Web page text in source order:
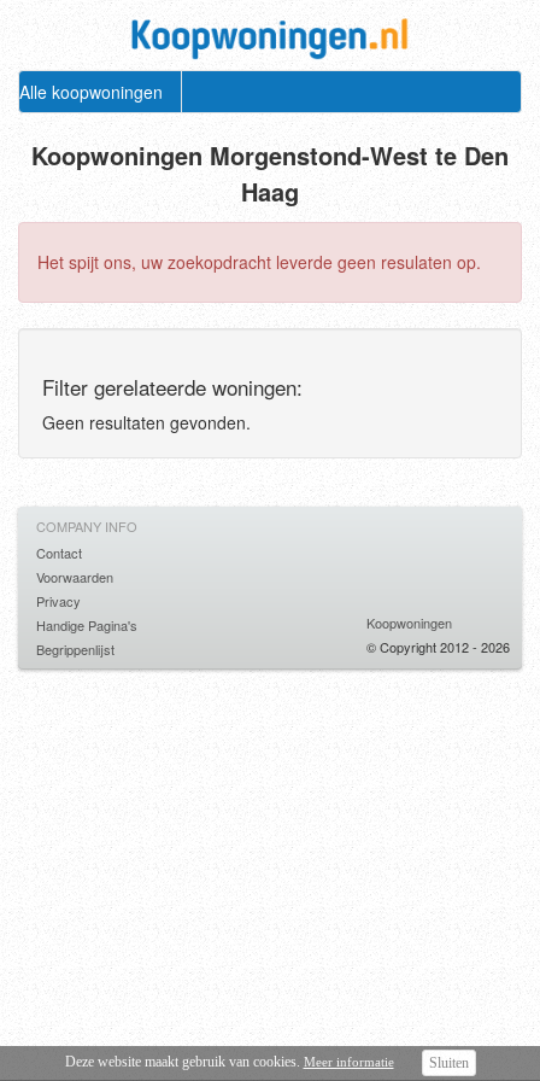
Alle koopwoningen
Koopwoningen Morgenstond-West te Den
Haag
Het spijt ons, uw zoekopdracht leverde geen resulaten op.
Filter gerelateerde woningen:
Geen resultaten gevonden.
Deze website maakt gebruik van cookies. Meer informatie Sluiten
COMPANY INFO
Contact
Voorwaarden
Privacy
Handige Pagina's
Begrippenlijst
Koopwoningen
© Copyright 2012 - 2026